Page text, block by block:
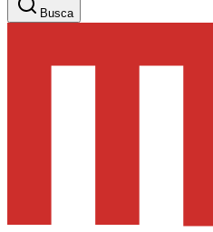
Busca